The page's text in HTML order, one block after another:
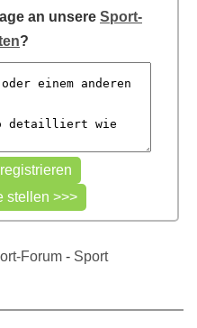
an unsere Sport-
?
Forum - Sport